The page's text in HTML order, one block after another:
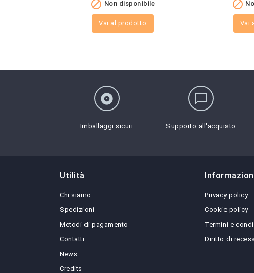
 Non disponibile
Vai al prodotto

Vai
album
Imballaggi sicuri
chat_bubble_outline
Supporto all'acquisto
Utilità
Chi siamo
Spedizioni
Metodi di pagamento
Contatti
News
Credits
Privacy policy
Cookie policy
Termini e
Diritto di